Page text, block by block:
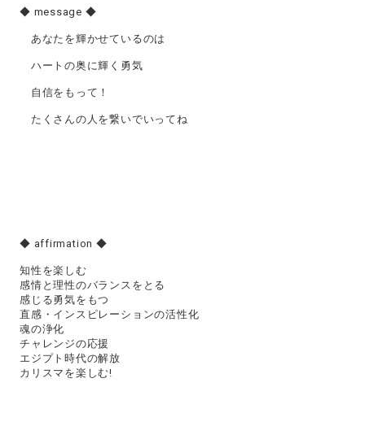
◆ message ◆
あなたを輝かせているのは
ハートの奥に輝く勇気
自信をもって！
たくさんの人を繋いでいってね
◆ affirmation ◆
知性を楽しむ
感情と理性のバランスをとる
感じる勇気をもつ
直感・インスピレーションの活性化
魂の浄化
チャレンジの応援
エジプト時代の解放
カリスマを楽しむ!